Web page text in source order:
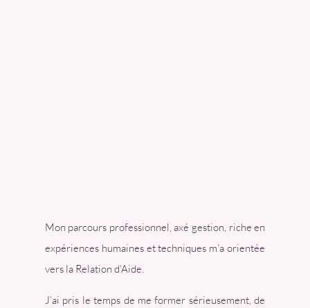
Mon parcours professionnel, axé gestion, riche en
expériences humaines et techniques m’a orientée
vers la Relation d’Aide.
J’ai pris le temps de me former sérieusement, de